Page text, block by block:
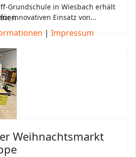
Grundschule in Wiesbach erhält
innovativen Einsatz von...
Weihnachtsmarkt
| Impressum